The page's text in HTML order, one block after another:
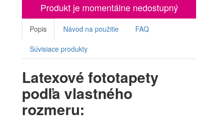
Produkt je momentálne nedostupný
Popis Návod na použitie FAQ
Súvisiace produkty
Latexové fototapety
podľa vlastného
rozmeru: